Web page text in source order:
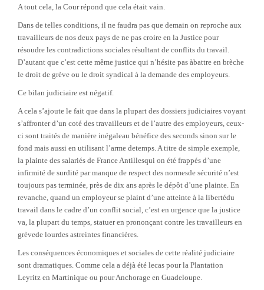
A tout cela, la Cour répond que cela était vain.
Dans de telles conditions, il ne faudra pas que demain on reproche aux
travailleurs de nos deux pays de ne pas croire en la Justice pour
résoudre les contradictions sociales résultant de conflits du travail.
D’autant que c’est cette même justice qui n’hésite pas àbattre en brèche
le droit de grève ou le droit syndical à la demande des employeurs.
Ce bilan judiciaire est négatif.
A cela s’ajoute le fait que dans la plupart des dossiers judiciaires voyant
s’affronter d’un coté des travailleurs et de l’autre des employeurs, ceux-
ci sont traités de manière inégaleau bénéfice des seconds sinon sur le
fond mais aussi en utilisant l’arme detemps. A titre de simple exemple,
la plainte des salariés de France Antillesqui on été frappés d’une
infirmité de surdité par manque de respect des normesde sécurité n’est
toujours pas terminée, près de dix ans après le dépôt d’une plainte. En
revanche, quand un employeur se plaint d’une atteinte à la libertédu
travail dans le cadre d’un conflit social, c’est en urgence que la justice
va, la plupart du temps, statuer en prononçant contre les travailleurs en
grèvede lourdes astreintes financières.
Les conséquences économiques et sociales de cette réalité judiciaire
sont dramatiques. Comme cela a déjà été lecas pour la Plantation
Leyritz en Martinique ou pour Anchorage en Guadeloupe.